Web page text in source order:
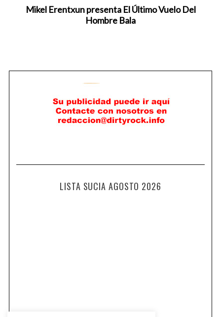
Mikel Erentxun presenta El Último Vuelo Del
Hombre Bala
LISTA SUCIA AGOSTO 2026